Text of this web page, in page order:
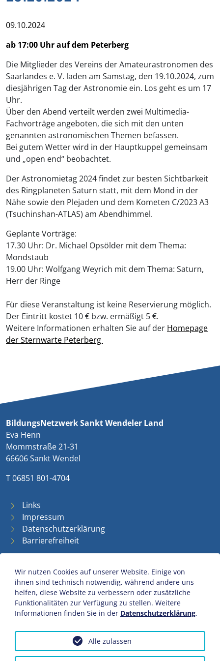
09.10.2024
ab 17:00 Uhr auf dem Peterberg
Die Mitglieder des Vereins der Amateurastronomen des
Saarlandes e. V. laden am Samstag, den 19.10.2024, zum
diesjährigen Tag der Astronomie ein. Los geht es um 17
Uhr.
Über den Abend verteilt werden zwei Multimedia-
Fachvorträge angeboten, die sich mit den unten
genannten astronomischen Themen befassen.
Bei gutem Wetter wird in der Hauptkuppel gemeinsam
und „open end“ beobachtet.
Der Astronomietag 2024 findet zur besten Sichtbarkeit
des Ringplaneten Saturn statt, mit dem Mond in der
Nähe sowie den Plejaden und dem Kometen C/2023 A3
(Tsuchinshan-ATLAS) am Abendhimmel.
Geplante Vorträge:
17.30 Uhr: Dr. Michael Opsölder mit dem Thema:
Mondstaub
19.00 Uhr: Wolfgang Weyrich mit dem Thema: Saturn,
Herr der Ringe
Für diese Veranstaltung ist keine Reservierung möglich.
Der Eintritt kostet 10 € bzw. ermäßigt 5 €.
Weitere Informationen erhalten Sie auf der Homepage
der Sternwarte Peterberg
BildungsNetzwerk Sankt Wendeler Land
Eva Henn
Mommstraße 21-31
66606 Sankt Wendel
T 06851 801-4704
Links
Impressum
Datenschutzerklärung
Barrierefreiheit
Tholey
Themenfeld Naturschutz
Themenfeld Erinnerungskultur
Themenfeld Energie
Wir nutzen Cookies auf unserer Website. Einige von
ihnen sind technisch notwendig, während andere uns
helfen, diese Website zu verbessern oder zusätzliche
Funktionalitäten zur Verfügung zu stellen. Weitere
Informationen finden Sie in der Datenschutzerklärung.
Alle zulassen